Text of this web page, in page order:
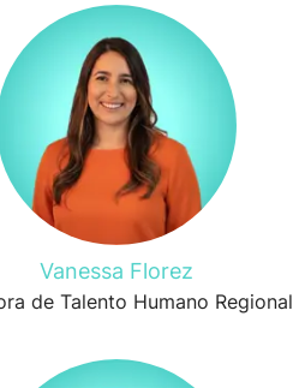
Vanessa Florez
de Talento Humano Regional